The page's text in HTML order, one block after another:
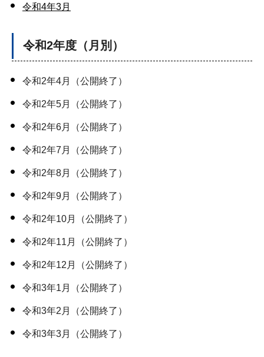
令和4年3月
令和2年度（月別）
令和2年4月（公開終了）
令和2年5月（公開終了）
令和2年6月（公開終了）
令和2年7月（公開終了）
令和2年8月（公開終了）
令和2年9月（公開終了）
令和2年10月（公開終了）
令和2年11月（公開終了）
令和2年12月（公開終了）
令和3年1月（公開終了）
令和3年2月（公開終了）
令和3年3月（公開終了）